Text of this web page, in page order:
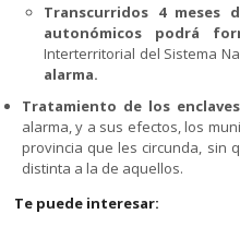
Transcurridos 4 meses
autonómicos podrá
Interterritorial del Sistema
alarma.
Tratamiento de los
alarma, y a sus efectos, los
provincia que les circunda, sin
distinta a la de aquellos.
Te puede interesar: